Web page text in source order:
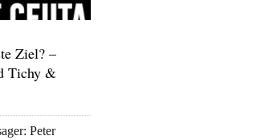
Ziel? –
Tichy &
Peter